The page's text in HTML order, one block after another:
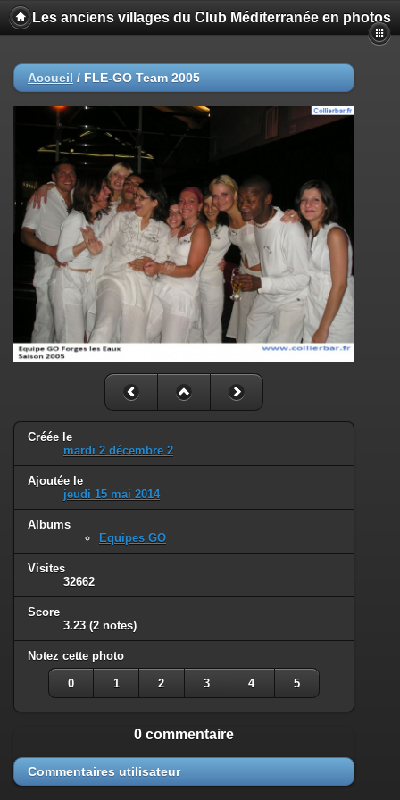
Les anciens villages du Club Méditerranée en photos
Accueil / FLE-GO Team 2005
Créée le
mardi 2 décembre 2
Ajoutée le
jeudi 15 mai 2014
Albums
Equipes GO
Visites
32662
Score
3.23 (2 notes)
Notez cette photo
0 1 2 3 4 5
0 commentaire
Commentaires utilisateur